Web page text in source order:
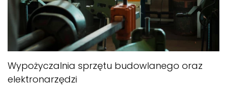
Wypożyczalnia sprzętu budowlanego oraz
elektronarzędzi